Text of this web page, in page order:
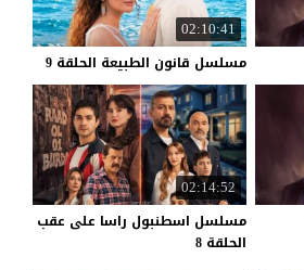
02:10:41
مسلسل قانون الطبيعة الحلقة 9
02:14:52
مسلسل اسطنبول راسا على عقب
الحلقة 8